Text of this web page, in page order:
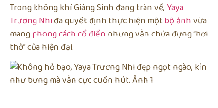
Trong không khí Giáng Sinh đang tràn về, Yaya
Trương Nhiđã quyết định thực hiện một bộ ảnhvừa
mangphong cách cổ điển nhưng vẫn chứa đựng “hơi
thở” của hiện đại.